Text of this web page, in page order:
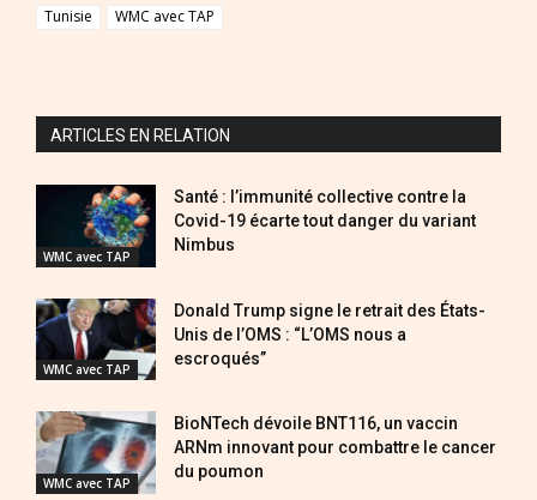
Tunisie WMC avec TAP
ARTICLES EN RELATION
WMC avec TAP
Santé : l’immunité collective contre la
Covid-19 écarte tout danger du variant
Nimbus
WMC avec TAP
Donald Trump signe le retrait des États-
Unis de l’OMS : “L’OMS nous a
escroqués”
WMC avec TAP
BioNTech dévoile BNT116, un vaccin
ARNm innovant pour combattre le cancer
du poumon